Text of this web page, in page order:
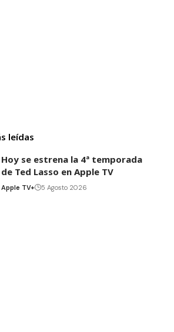
leídas
Hoy se estrena la 4ª temporada
de Ted Lasso en Apple TV
Apple TV+ 5 Agosto 2026